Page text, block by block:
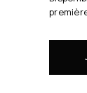
Chaque
de